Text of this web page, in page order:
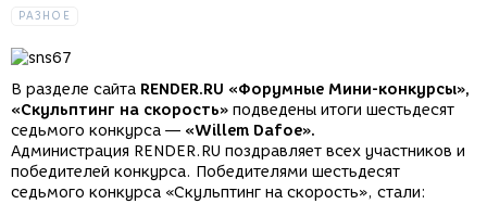
РАЗНОЕ
В разделе сайта RENDER.RU «Форумные Мини-конкурсы»,
«Скульптинг на скорость» подведены итоги шестьдесят
седьмого конкурса — «Willem Dafoe».
Администрация RENDER.RU поздравляет всех участников и
победителей конкурса. Победителями шестьдесят
седьмого конкурса «Скульптинг на скорость», стали: